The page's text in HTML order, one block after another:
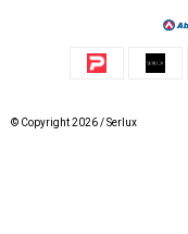
© Copyright 2026 / Serlux